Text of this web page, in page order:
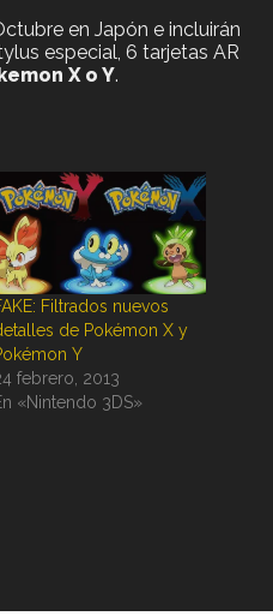
en Japón e incluirán
especial, 6 tarjetas AR
X o Y.
Filtrados nuevos
de Pokémon X y
Y
febrero, 2013
«Nintendo 3DS»